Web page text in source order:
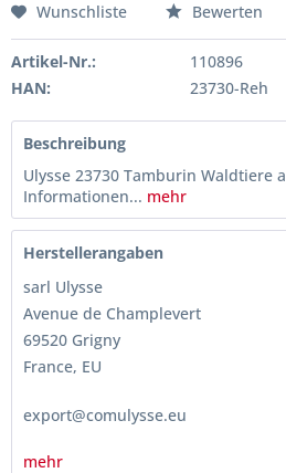
Wunschliste Bewerten
Artikel-Nr.:
110896
HAN:
23730-Reh
Beschreibung
Ulysse 23730 Tamburin Waldtiere
Informationen... mehr
Herstellerangaben
sarl Ulysse
Avenue de Champlevert
69520 Grigny
France, EU
export@comulysse.eu
mehr